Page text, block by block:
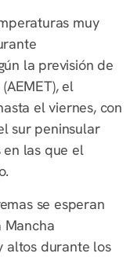
muy
la previsión de
el
el viernes, con
sur peninsular
en las que el
se esperan
Mancha
altos durante los